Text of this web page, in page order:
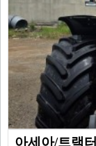
아세아/트랙